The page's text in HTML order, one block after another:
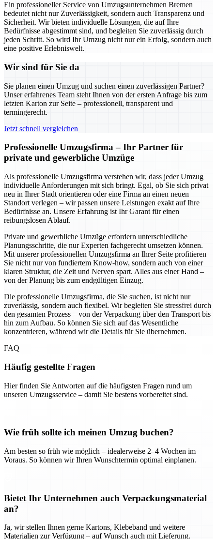
Ein professioneller Service von Umzugsunternehmen Bremen
bedeutet nicht nur Zuverlässigkeit, sondern auch Transparenz und
Sicherheit. Wir bieten individuelle Lösungen, die auf Ihre
Bedürfnisse abgestimmt sind, und begleiten Sie zuverlässig durch
jeden Schritt. So wird Ihr Umzug nicht nur ein Erfolg, sondern auch
eine positive Erlebniswelt.
Wir sind für Sie da
Sie planen einen Umzug und suchen einen zuverlässigen Partner?
Unser erfahrenes Team steht Ihnen von der ersten Anfrage bis zum
letzten Karton zur Seite – professionell, transparent und
termingerecht.
Jetzt schnell vergleichen
Professionelle Umzugsfirma – Ihr Partner für
private und gewerbliche Umzüge
Als professionelle Umzugsfirma verstehen wir, dass jeder Umzug
individuelle Anforderungen mit sich bringt. Egal, ob Sie sich privat
neu in Ihrer Stadt orientieren oder eine Firma an einen neuen
Standort verlegen – wir passen unsere Leistungen exakt auf Ihre
Bedürfnisse an. Unsere Erfahrung ist Ihr Garant für einen
reibungslosen Ablauf.
Private und gewerbliche Umzüge erfordern unterschiedliche
Planungsschritte, die nur Experten fachgerecht umsetzen können.
Mit unserer professionellen Umzugsfirma an Ihrer Seite profitieren
Sie nicht nur von fundiertem Know-how, sondern auch von einer
klaren Struktur, die Zeit und Nerven spart. Alles aus einer Hand –
von der Planung bis zum endgültigen Einzug.
Die professionelle Umzugsfirma, die Sie suchen, ist nicht nur
zuverlässig, sondern auch flexibel. Wir begleiten Sie stressfrei durch
den gesamten Prozess – von der Verpackung über den Transport bis
hin zum Aufbau. So können Sie sich auf das Wesentliche
konzentrieren, während wir die Details für Sie übernehmen.
FAQ
Häufig gestellte Fragen
Hier finden Sie Antworten auf die häufigsten Fragen rund um
unseren Umzugsservice – damit Sie bestens vorbereitet sind.
Wie früh sollte ich meinen Umzug buchen?
Am besten so früh wie möglich – idealerweise 2–4 Wochen im
Voraus. So können wir Ihren Wunschtermin optimal einplanen.
Bietet Ihr Unternehmen auch Verpackungsmaterial
an?
Ja, wir stellen Ihnen gerne Kartons, Klebeband und weitere
Materialien zur Verfügung – auf Wunsch auch mit Lieferung.